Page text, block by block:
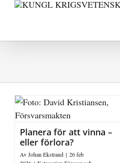
Fortsätt
Planera för att vinna –
eller förlora?
AvJohan Ekstrand | 26 feb